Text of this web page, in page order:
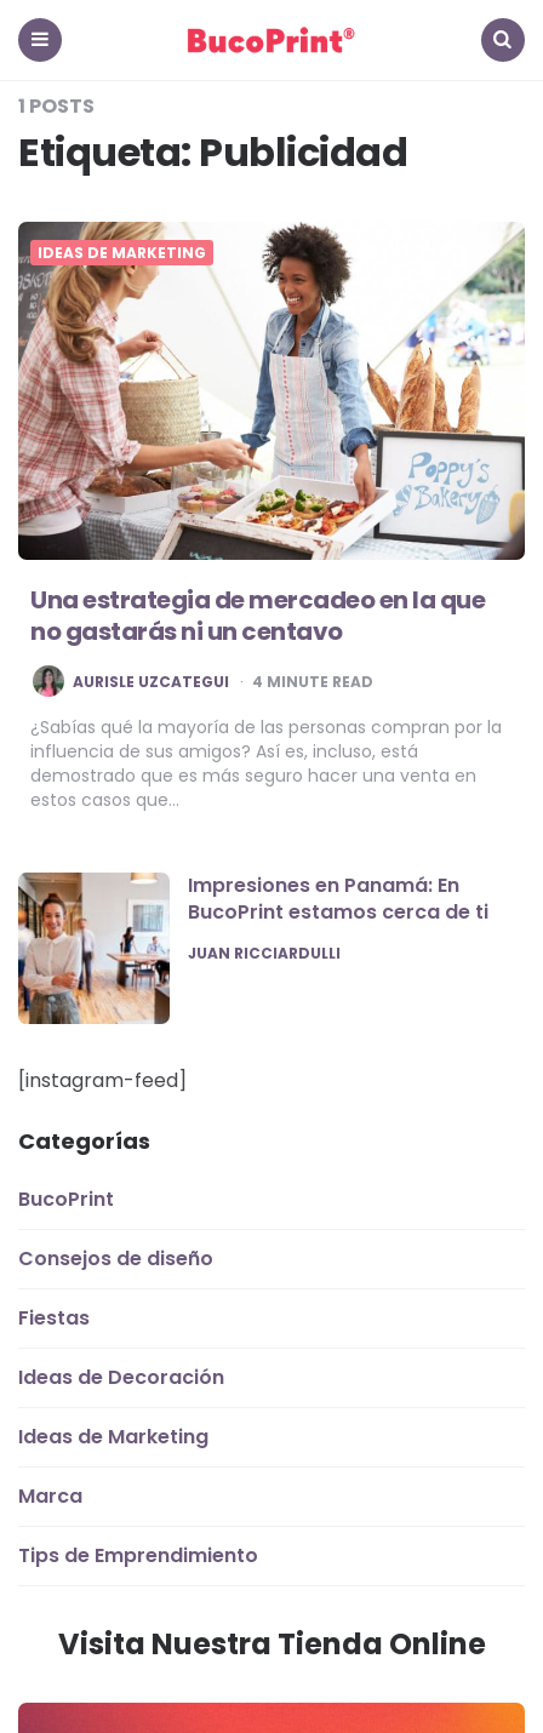
The
-
Blog
de
BucoPrint
Panamá
1 POSTS
Etiqueta: Publicidad
IDEAS DE MARKETING
Una estrategia de mercadeo en la que
no gastarás ni un centavo
POSTED
BY
AURISLE UZCATEGUI 4 MINUTE READ
¿Sabías qué la mayoría de las personas compran por la
influencia de sus amigos? Así es, incluso, está
demostrado que es más seguro hacer una venta en
estos casos que…
Impresiones en Panamá: En
BucoPrint estamos cerca de ti
POSTED
JUAN RICCIARDULLI
[instagram-feed]
Categorías
BucoPrint
Consejos de diseño
Fiestas
Ideas de Decoración
Ideas de Marketing
Marca
Tips de Emprendimiento
Visita Nuestra Tienda Online